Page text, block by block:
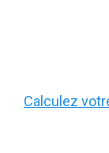
Calculez